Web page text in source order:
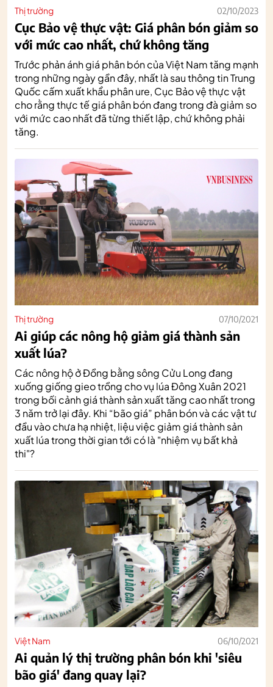
Thị trường 02/10/2023
Cục Bảo vệ thực vật: Giá phân bón giảm so
với mức cao nhất, chứ không tăng
Trước phản ánh giá phân bón của Việt Nam tăng mạnh
trong những ngày gần đây, nhất là sau thông tin Trung
Quốc cấm xuất khẩu phân ure, Cục Bảo vệ thực vật
cho rằng thực tế giá phân bón đang trong đà giảm so
với mức cao nhất đã từng thiết lập, chứ không phải
tăng.
Thị trường 07/10/2021
Ai giúp các nông hộ giảm giá thành sản
xuất lúa?
Các nông hộ ở Đồng bằng sông Cửu Long đang
xuống giống gieo trồng cho vụ lúa Đông Xuân 2021
trong bối cảnh giá thành sản xuất tăng cao nhất trong
3 năm trở lại đây. Khi “bão giá” phân bón và các vật tư
đầu vào chưa hạ nhiệt, liệu việc giảm giá thành sản
xuất lúa trong thời gian tới có là "nhiệm vụ bất khả
thi"?
Việt Nam 06/10/2021
Ai quản lý thị trường phân bón khi 'siêu
bão giá' đang quay lại?